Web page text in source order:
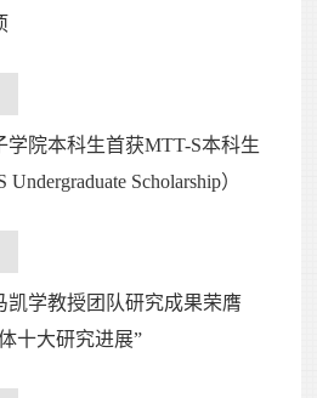
学院本科生首获MTT-S本科生
Scholarship）
凯学教授团队研究成果荣膺
十大研究进展”